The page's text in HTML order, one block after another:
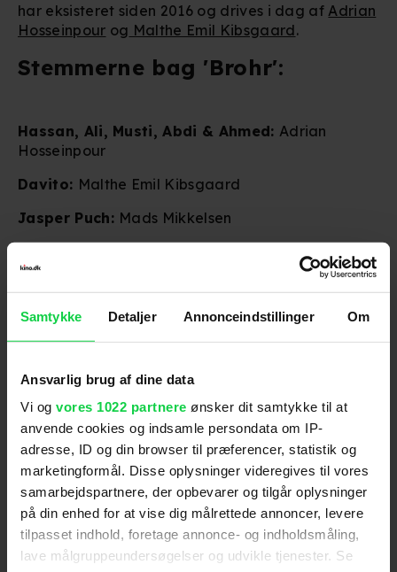
Samtykke Detaljer Annonceindstillinger Om
Ansvarlig brug af dine data
Vi og vores 1022 partnere ønsker dit samtykke til at
anvende cookies og indsamle persondata om IP-
adresse, ID og din browser til præferencer, statistik og
marketingformål. Disse oplysninger videregives til vores
samarbejdspartnere, der opbevarer og tilgår oplysninger
på din enhed for at vise dig målrettede annoncer, levere
tilpasset indhold, foretage annonce- og indholdsmåling,
lave målgruppeundersøgelser og udvikle tjenester. Se
har eksisteret siden 2016 og drives i dag af Adrian
Hosseinpour og Malthe Emil Kibsgaard.
Stemmerne bag 'Brohr':
Hassan, Ali, Musti, Abdi & Ahmed: Adrian
Hosseinpour
Davito: Malthe Emil Kibsgaard
Jasper Puch: Mads Mikkelsen
Kenny & Rached:Branco
Kenned: Jan Elhøj
Birthe Neumann: Birthe Neumann
'Brohr' får biografpremiere den 24. september.
For at se dette indhold skal
marketingcookies være slået til. Klik her
for at ændre dine indstillinger.